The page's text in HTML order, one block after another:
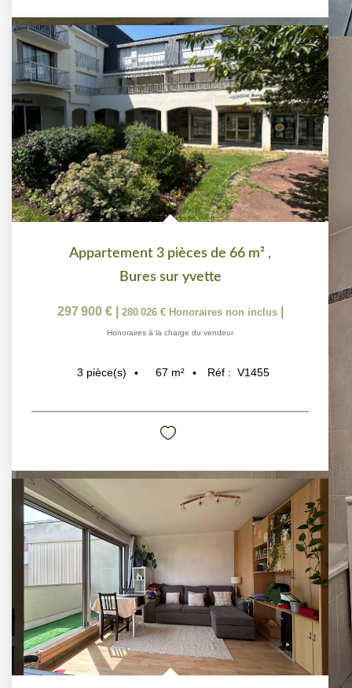
Appartement 3 pièces de 66 m² ,
Bures sur yvette
297 900 € 280 026 € Honoraires non inclus
Honoraires à la charge du vendeur
3 pièce(s) 67 m² Réf : V1455